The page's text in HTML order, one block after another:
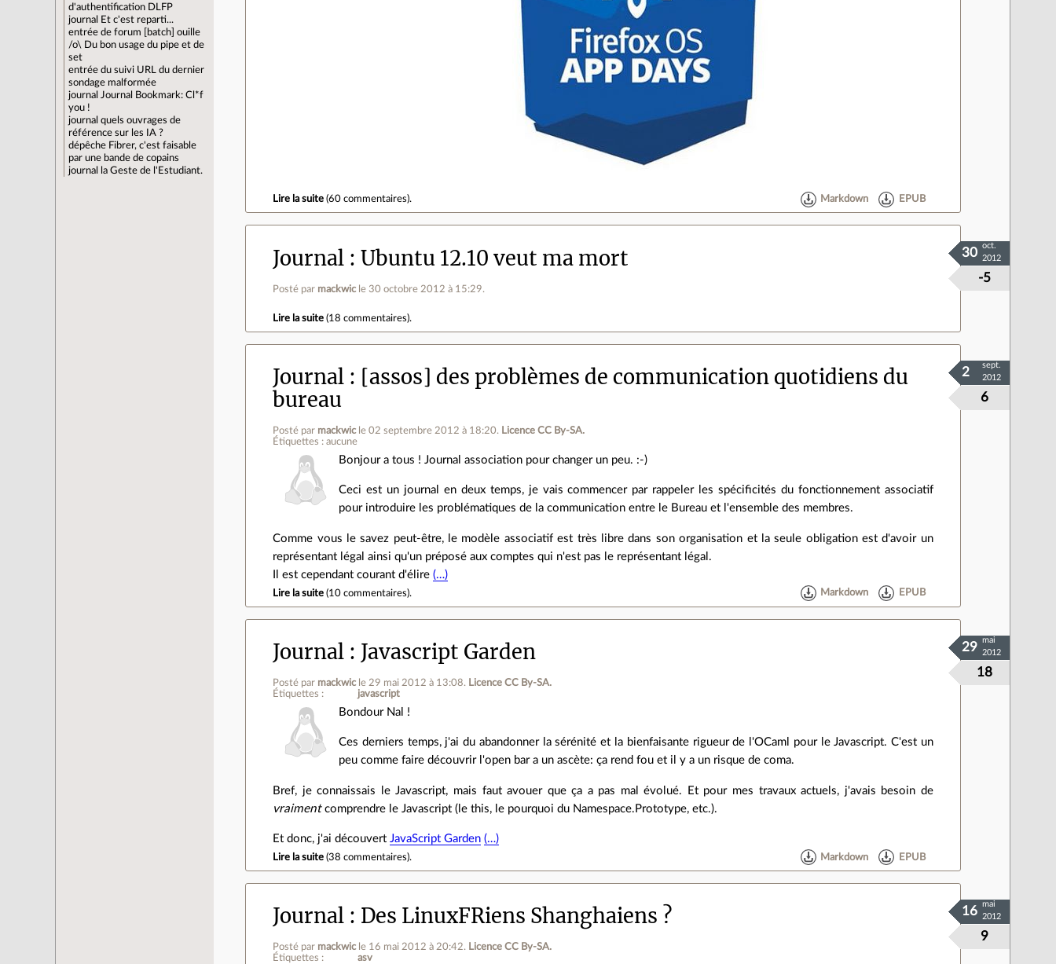
d'authentification DLFP
journal
Et c'est reparti...
entrée de forum
[batch] ouille
/o\ Du bon usage du pipe et de
set
entrée du suivi URL du dernier
sondage malformée
journal
Journal Bookmark: Cl*f
you !
journal quels ouvrages de
référence sur les IA ?
dépêche Fibrer, c'est faisable
par une bande de copains
journal
la Geste de l'Estudiant.
Lire la suite (60 commentaires). Markdown EPUB
Journal Ubuntu 12.10 veut ma mort
Posté par mackwic le 30 octobre 2012 à 15:29.
-5
30
oct.
2012
Lire la suite (18 commentaires).
Journal
[assos] des problèmes de communication quotidiens du
bureau
Posté par mackwic le 02 septembre 2012 à 18:20. Licence CC By‑SA.
Étiquettes : aucune
6
2
sept.
2012
Bonjour a tous ! Journal association pour changer un peu. :-)
Ceci est un journal en deux temps, je vais commencer par rappeler les spécificités du fonctionnement associatif
pour introduire les problématiques de la communication entre le Bureau et l'ensemble des membres.
Comme vous le savez peut-être, le modèle associatif est très libre dans son organisation et la seule obligation est d'avoir un
représentant légal ainsi qu'un préposé aux comptes qui n'est pas le représentant légal.
Il est cependant courant d'élire(…)
Lire la suite (10 commentaires). Markdown EPUB
Journal Javascript Garden
Posté par mackwic le 29 mai 2012 à 13:08. Licence CC By‑SA.
Étiquettes :
javascript
18
29
mai
2012
Bondour Nal !
Ces derniers temps, j'ai du abandonner la sérénité et la bienfaisante rigueur de l'OCaml pour le Javascript. C'est un
peu comme faire découvrir l'open bar a un ascète: ça rend fou et il y a un risque de coma.
Bref, je connaissais le Javascript, mais faut avouer que ça a pas mal évolué. Et pour mes travaux actuels, j'avais besoin de
vraimentcomprendre le Javascript (le this, le pourquoi du Namespace.Prototype, etc.).
Et donc, j'ai découvertJavaScript Garden (…)
Lire la suite (38 commentaires). Markdown EPUB
Journal Des LinuxFRiens Shanghaiens ?
Posté par mackwic le 16 mai 2012 à 20:42. Licence CC By‑SA.
Étiquettes :
asv
9
16
mai
2012